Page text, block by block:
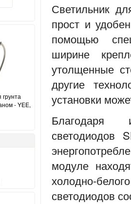
Светильник
прост и
помощью
ширине
утолщенные
другие
установки
Благодаря
светодиодов
модуле
холодно-
светодиодов
- YEE,